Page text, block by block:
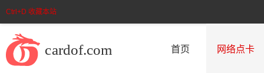
Ctrl+D 收藏本站
首页 网络点卡